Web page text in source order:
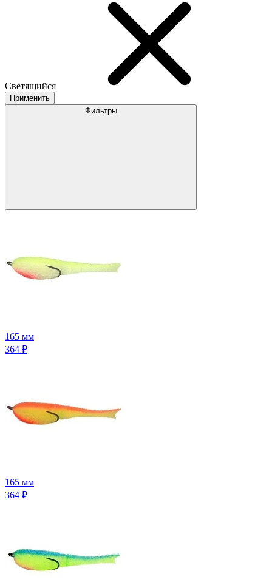
Светящийся
Применить
Фильтры
165 мм
364 ₽
165 мм
364 ₽